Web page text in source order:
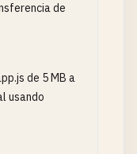
de
de 5 MB a
usando